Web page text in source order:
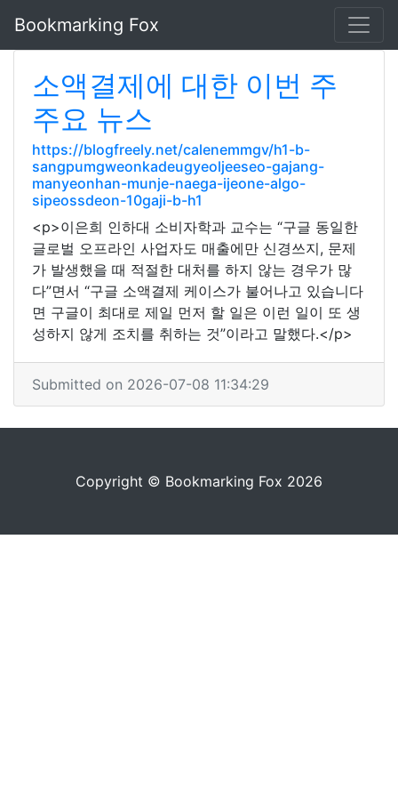
Bookmarking Fox
소액결제에 대한 이번 주
주요 뉴스
https://blogfreely.net/calenemmgv/h1-b-
sangpumgweonkadeugyeoljeeseo-gajang-
manyeonhan-munje-naega-ijeone-algo-
sipeossdeon-10gaji-b-h1
<p>이은희 인하대 소비자학과 교수는 “구글 동일한
글로벌 오프라인 사업자도 매출에만 신경쓰지, 문제
가 발생했을 때 적절한 대처를 하지 않는 경우가 많
다”면서 “구글 소액결제 케이스가 불어나고 있습니다
면 구글이 최대로 제일 먼저 할 일은 이런 일이 또 생
성하지 않게 조치를 취하는 것”이라고 말했다.</p>
Submitted on 2026-07-08 11:34:29
Copyright © Bookmarking Fox 2026